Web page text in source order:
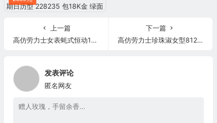
上一篇
高仿劳力士女表蚝式恒动178278黄金盘
下一篇
高仿劳力士珍珠淑女型81298-72848 NG 18K金镶钻 女士自动机械表手表
发表评论
匿名网友